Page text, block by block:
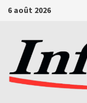
Passer
contenu
6 août 2026